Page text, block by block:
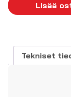
Voitelu-
aine
520ml
Lisää
Tekniset